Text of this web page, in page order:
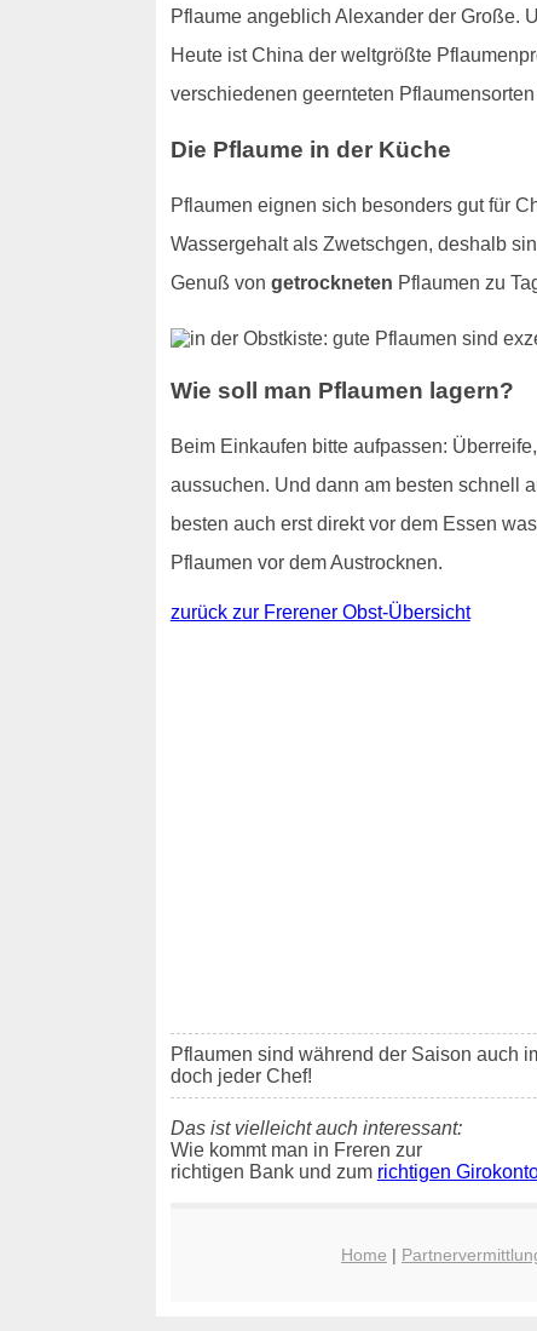
Pflaume angeblich Alexander der Große.
Heute ist China der weltgrößte
verschiedenen geernteten
Die Pflaume in der Küche
Pflaumen eignen sich besonders gut für
Wassergehalt als Zwetschgen, deshalb
Genuß von getrockneten Pflaumen zu
Wie soll man Pflaumen lagern?
Beim Einkaufen bitte aufpassen:
aussuchen. Und dann am besten schnell
besten auch erst direkt vor dem Essen
Pflaumen vor dem Austrocknen.
zurück zur Frerener Obst-Übersicht
Pflaumen sind während der Saison auch
doch jeder Chef!
Das ist vielleicht auch interessant:
Wie kommt man in Freren zur
richtigen Bank und zum richtigen
Home |